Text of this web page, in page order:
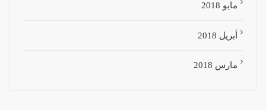
مايو 2018
أبريل 2018
مارس 2018